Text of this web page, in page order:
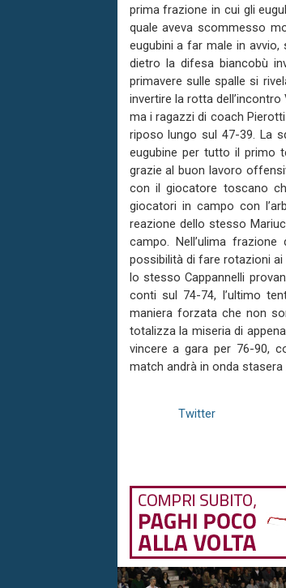
prima frazione in cui gli
quale aveva scommesso
eugubini a far male in
dietro la difesa biancobù
primavere sulle spalle si
invertire la rotta
ma i ragazzi di coach
riposo lungo sul 47-39. La
eugubine per tutto il primo
grazie al buon lavoro
con il giocatore toscano
giocatori in campo con
reazione dello stesso
campo. Nell’ulima
possibilità di fare rotazioni
lo stesso Cappannelli
conti sul 74-74, l’ultimo
maniera forzata che non
totalizza la miseria di
vincere a gara per 76-90,
match andrà in onda stasera
Twitter